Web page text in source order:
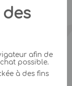
afin de
possible.
à des fins